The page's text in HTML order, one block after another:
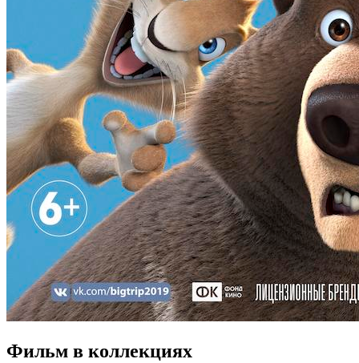
Фильм в коллекциях